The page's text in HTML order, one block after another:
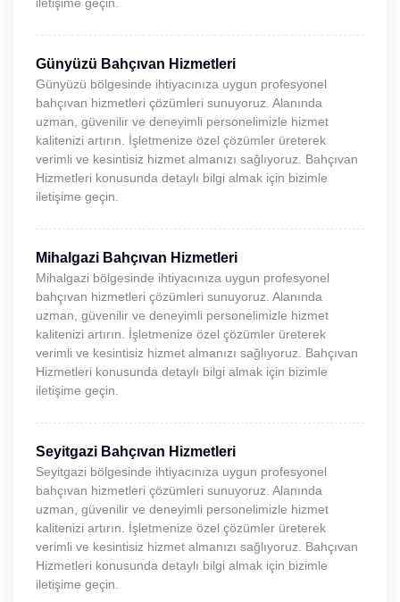
Günyüzü Bahçıvan Hizmetleri
Günyüzü bölgesinde ihtiyacınıza uygun profesyonel
bahçıvan hizmetleri çözümleri sunuyoruz. Alanında
uzman, güvenilir ve deneyimli personelimizle hizmet
kalitenizi artırın. İşletmenize özel çözümler üreterek
verimli ve kesintisiz hizmet almanızı sağlıyoruz. Bahçıvan
Hizmetleri konusunda detaylı bilgi almak için bizimle
iletişime geçin.
Mihalgazi Bahçıvan Hizmetleri
Mihalgazi bölgesinde ihtiyacınıza uygun profesyonel
bahçıvan hizmetleri çözümleri sunuyoruz. Alanında
uzman, güvenilir ve deneyimli personelimizle hizmet
kalitenizi artırın. İşletmenize özel çözümler üreterek
verimli ve kesintisiz hizmet almanızı sağlıyoruz. Bahçıvan
Hizmetleri konusunda detaylı bilgi almak için bizimle
iletişime geçin.
Seyitgazi Bahçıvan Hizmetleri
Seyitgazi bölgesinde ihtiyacınıza uygun profesyonel
bahçıvan hizmetleri çözümleri sunuyoruz. Alanında
uzman, güvenilir ve deneyimli personelimizle hizmet
kalitenizi artırın. İşletmenize özel çözümler üreterek
verimli ve kesintisiz hizmet almanızı sağlıyoruz. Bahçıvan
Hizmetleri konusunda detaylı bilgi almak için bizimle
iletişime geçin.